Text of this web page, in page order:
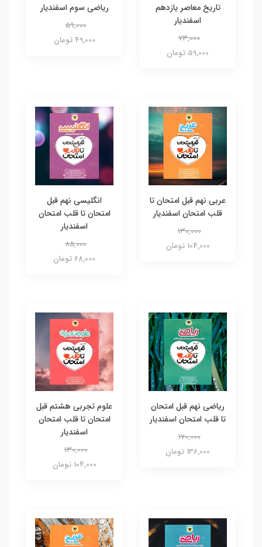
تاریخ معاصر یازدهم
اسفندیار
73,000
59,000 تومان
ریاضی سوم اسفندیار
59,000
49,000 تومان
عربی نهم قبل امتحان تا
قلب امتحان اسفندیار
130,000
104,000 تومان
انگلیسی نهم قبل
امتحان تا قلب امتحان
اسفندیار
85,000
68,000 تومان
ریاضی نهم قبل امتحان
تا قلب امتحان اسفندیار
170,000
136,000 تومان
علوم تجربی هشتم قبل
امتحان تا قلب امتحان
اسفندیار
130,000
104,000 تومان